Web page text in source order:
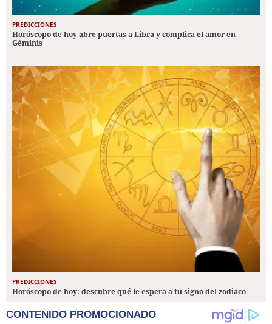
PREDICCIONES
Horóscopo de hoy abre puertas a Libra y complica el amor en
Géminis
PREDICCIONES
Horóscopo de hoy: descubre qué le espera a tu signo del zodiaco
CONTENIDO PROMOCIONADO